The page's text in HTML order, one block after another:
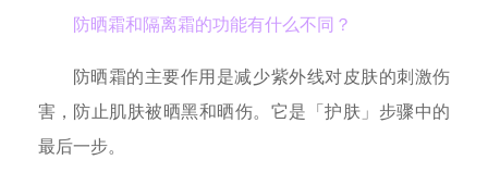
防晒霜和隔离霜的功能有什么不同？
防晒霜的主要作用是减少紫外线对皮肤的刺激伤
害，防止肌肤被晒黑和晒伤。它是「护肤」步骤中的
最后一步。